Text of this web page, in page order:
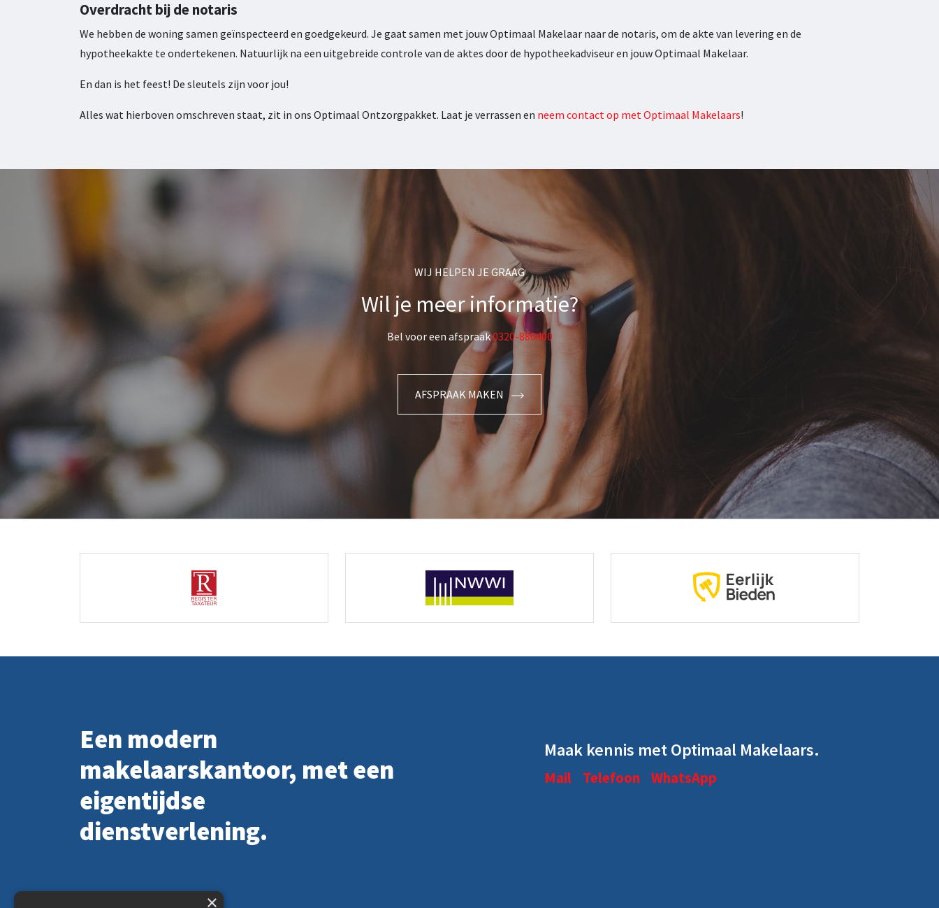
Overdracht bij de notaris
We hebben de woning samen geïnspecteerd en goedgekeurd. Je gaat samen met jouw Optimaal Makelaar naar de notaris, om de akte van levering en de
hypotheekakte te ondertekenen. Natuurlijk na een uitgebreide controle van de aktes door de hypotheekadviseur en jouw Optimaal Makelaar.
En dan is het feest! De sleutels zijn voor jou!
Alles wat hierboven omschreven staat, zit in ons Optimaal Ontzorgpakket. Laat je verrassen en neem contact op met Optimaal Makelaars!
WIJ HELPEN JE GRAAG
Wil je meer informatie?
Bel voor een afspraak0320-880400
AFSPRAAK MAKEN
Een modern
makelaarskantoor, met een
eigentijdse
dienstverlening.
Maak kennis met Optimaal Makelaars.
Mail Telefoon WhatsApp
×